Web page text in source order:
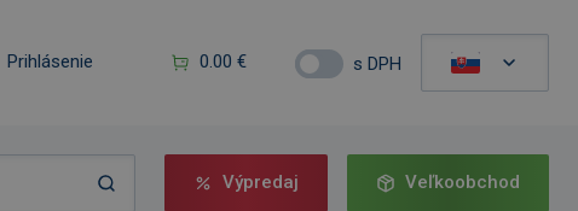
Prihlásenie 0.00 € s DPH
Výpredaj Veľkoobchod